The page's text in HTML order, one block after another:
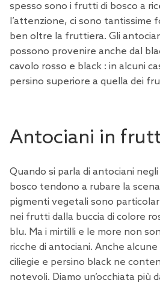
spesso sono i frutti di bosco a
l’attenzione, ci sono tantissime
ben oltre la fruttiera. Gli
possono provenire anche dal
cavolo rosso e black : in alcuni
persino superiore a quella dei
Antociani in
Quando si parla di antociani
bosco tendono a rubare la
pigmenti vegetali sono
nei frutti dalla buccia di colore
blu. Ma i mirtilli e le more non
ricche di antociani. Anche
ciliegie e persino black ne
notevoli. Diamo un’occhiata più